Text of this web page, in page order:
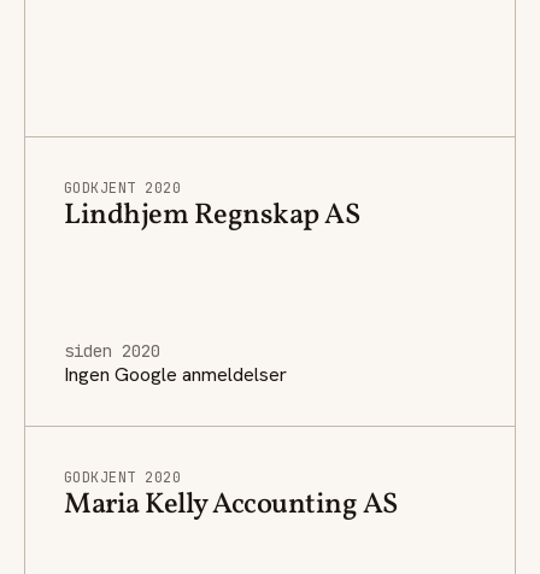
GODKJENT 2020
Lindhjem Regnskap AS
siden 2020
Ingen Google anmeldelser
GODKJENT 2020
Maria Kelly Accounting AS